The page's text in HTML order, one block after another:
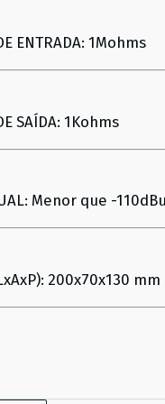
ENTRADA: 1Mohms
SAÍDA: 1Kohms
Menor que -
200x70x130 mm